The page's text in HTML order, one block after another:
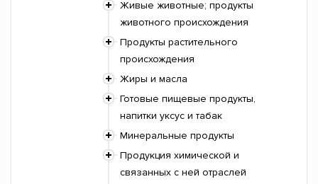
Живые животные; продукты
животного происхождения
Продукты растительного
происхождения
Жиры и масла
Готовые пищевые продукты,
напитки уксус и табак
Минеральные продукты
Продукция химической и
связанных с ней отраслей